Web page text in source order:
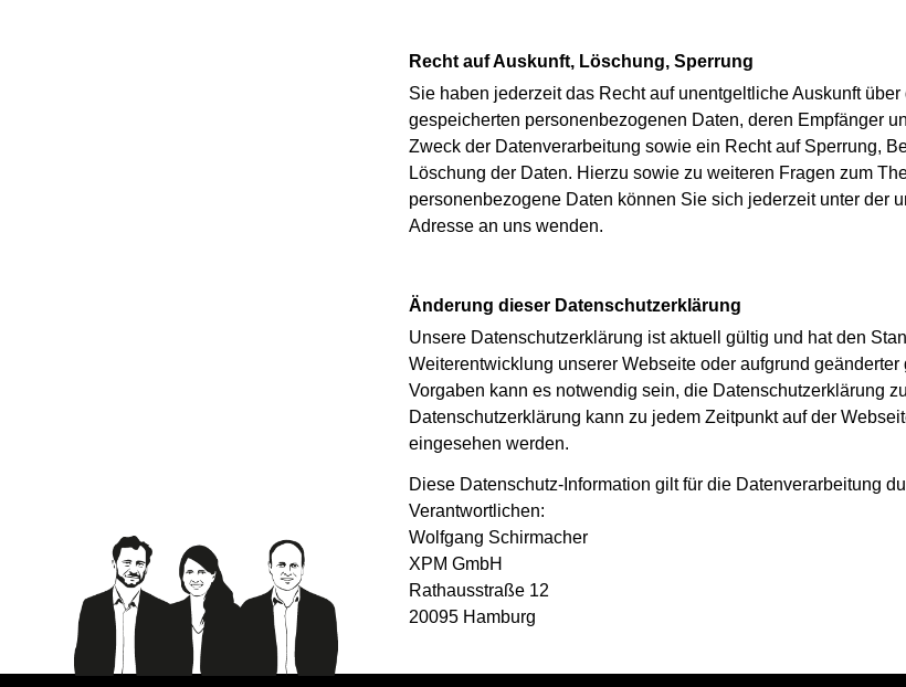
Recht auf Auskunft, Löschung, Sperrung
Sie haben jederzeit das Recht auf unentgeltliche Auskunft über
gespeicherten personenbezogenen Daten, deren Empfänger
Zweck der Datenverarbeitung sowie ein Recht auf Sperrung,
Löschung der Daten. Hierzu sowie zu weiteren Fragen zum
personenbezogene Daten können Sie sich jederzeit unter der
Adresse an uns wenden.
Änderung dieser Datenschutzerklärung
Unsere Datenschutzerklärung ist aktuell gültig und hat den
Weiterentwicklung unserer Webseite oder aufgrund geänderter
Vorgaben kann es notwendig sein, die Datenschutzerklärung
Datenschutzerklärung kann zu jedem Zeitpunkt auf der
eingesehen werden.
Diese Datenschutz-Information gilt für die Datenverarbeitung
Verantwortlichen:
Wolfgang Schirmacher
XPM GmbH
Rathausstraße 12
20095 Hamburg